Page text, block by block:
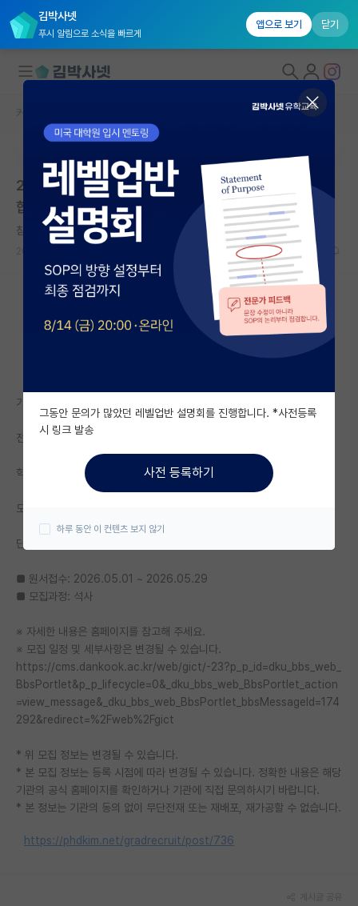
김박사넷
푸시 알림으로 소식을 빠르게
앱으로 보기 닫기
대학원생 모집
국내대학원 정보
연구실&오픈랩
커뮤니티
커뮤니티 홈
전체글보기
베스트 게시판
자유 게시판(아무개랩)
미국 유학 게시판
미국 대학원 합격 후기 게시판
대학원생 모집 게시판
연구실(PI) 홍보 게시판
석박사 채용 정보 게시판
학부 인턴 게시판
취업 게시판
임용 후기 게시판
인문사회 계열 게시판
특수/전문대학원 게시판
반도체/AI 게시판
커뮤니티 홈
본문이 수정되지 않는 박제글입니다.
2026학년도 후기 신입생 모집 안내 | 단국대학교 정보융
합기술 창업대학원 | 마감: 2026.05.29. 23:59
침착한 스티븐 호킹
기관명: 단국대학교 정보융합기술 창업대학원
전공: 전공 무관 - 전공 무관
학위: 석사
모집기간: 2026.05.01. 00:00 ~ 2026.05.29. 23:59
단국대학교 정보융합기술 창업대학원 신입생 모집 안내
■ 원서접수: 2026.05.01 ~ 2026.05.29
■ 모집과정: 석사
※ 자세한 내용은 홈페이지를 참고해 주세요.
※ 모집 일정 및 세부사항은 변경될 수 있습니다.
https://cms.dankook.ac.kr/web/gict/-23?p_p_id=dku_bbs_web_
BbsPortlet&p_p_lifecycle=0&_dku_bbs_web_BbsPortlet_action
=view_message&_dku_bbs_web_BbsPortlet_bbsMessageId=174
292&redirect=%2Fweb%2Fgict
* 위 모집 정보는 변경될 수 있습니다.
* 본 모집 정보는 등록 시점에 따라 변경될 수 있습니다. 정확한 내용은 해당
기관의 공식 홈페이지를 확인하거나 기관에 직접 문의하시기 바랍니다.
* 본 정보는 기관의 동의 없이 무단전재 또는 재배포, 재가공할 수 없습니다.
https://phdkim.net/gradrecruit/post/736
그동안 문의가 많았던 레벨업반 설명회를 진행합니다. *사전등록
시 링크 발송
사전 등록하기
하루 동안 이 컨텐츠 보지 않기